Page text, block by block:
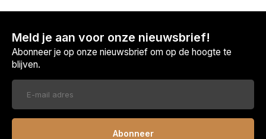
Meld je aan voor onze nieuwsbrief!
Abonneer je op onze nieuwsbrief om op de hoogte te
blijven.
Abonneer